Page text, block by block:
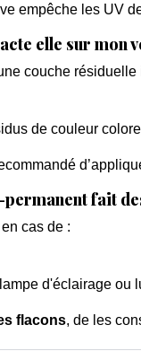
empêche les UV
elle sur mon
couche
de couleur
fait
cas de :
d'éclairage ou
flacons, de les